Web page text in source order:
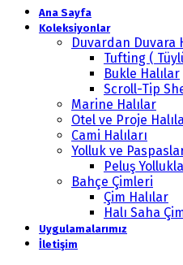
Ana Sayfa
Koleksiyonlar
Duvardan Duvara
Tufting (
Bukle Halılar
Scroll-Tip
Marine Halılar
Otel ve Proje
Cami Halıları
Yolluk ve
Peluş
Bahçe Çimleri
Çim Halılar
Halı Saha
Uygulamalarımız
İletişim